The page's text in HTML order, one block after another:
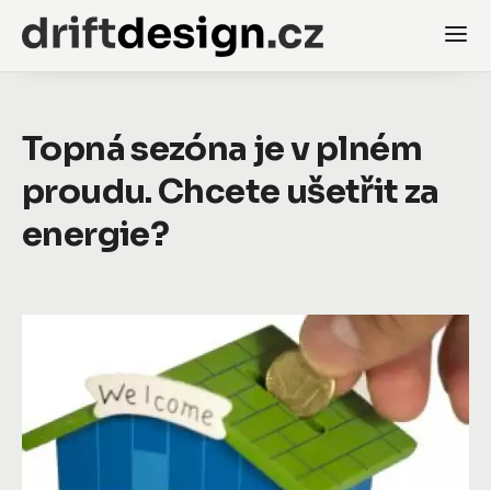
Topná sezóna je v plném
proudu. Chcete ušetřit za
energie?